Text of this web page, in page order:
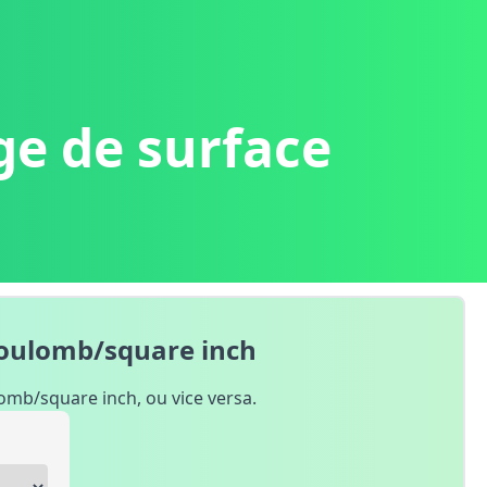
de surface
square inch
square inch, ou vice versa.